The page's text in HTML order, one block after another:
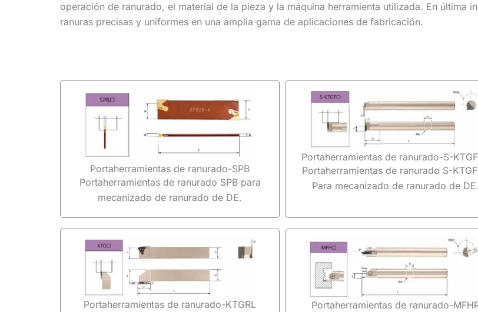
operación de ranurado, el material de la pieza y la máquina herramienta utilizada. En última
ranuras precisas y uniformes en una amplia gama de aplicaciones de fabricación.
Portaherramientas de ranurado-SPB
Portaherramientas de ranurado SPB para
mecanizado de ranurado de DE.
Portaherramientas de ranurado-S-
Portaherramientas de ranurado S-
Para mecanizado de ranurado de DE.
Portaherramientas de ranurado-KTGRL
Portaherramientas de ranurado-